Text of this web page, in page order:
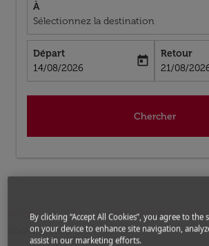
À
Sélectionnez la destination
Départ
fc-booking-departure-date-aria-label
14/08/2026
today
Retour
fc-
21/08/
Chercher
Accueil Vols Vols pour États-Unis
Washington, D.C. a Houston
By clicking “Accept All Cookies”, you agree to
on your device to enhance site navigation,
assist in our marketing efforts.